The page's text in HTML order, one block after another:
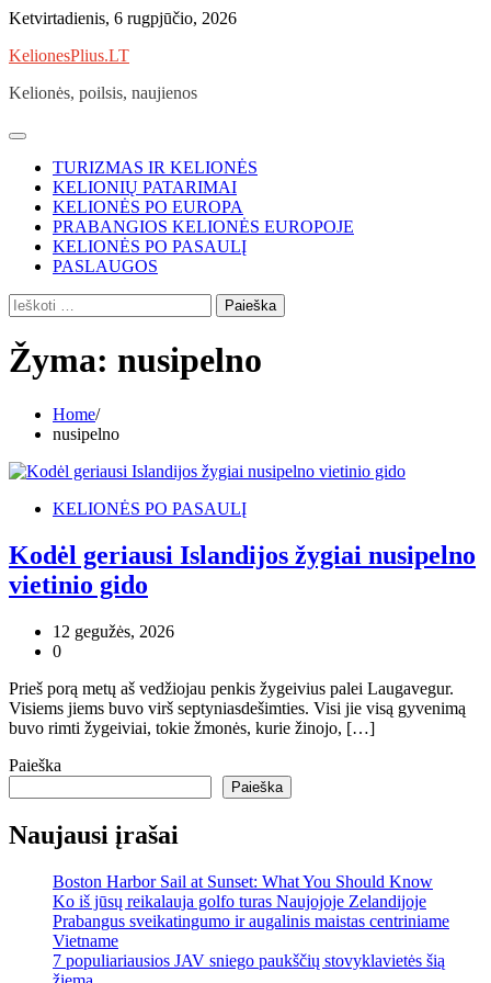
Skip
content
Ketvirtadienis, 6 rugpjūčio, 2026
KelionesPlius.LT
Kelionės, poilsis, naujienos
TURIZMAS IR KELIONĖS
KELIONIŲ PATARIMAI
KELIONĖS PO EUROPA
PRABANGIOS KELIONĖS EUROPOJE
KELIONĖS PO PASAULĮ
PASLAUGOS
Ieškoti:
Žyma: nusipelno
Home
nusipelno
KELIONĖS PO PASAULĮ
Kodėl geriausi Islandijos žygiai nusipelno
vietinio gido
12 gegužės, 2026
0
Prieš porą metų aš vedžiojau penkis žygeivius palei Laugavegur.
Visiems jiems buvo virš septyniasdešimties. Visi jie visą gyvenimą
buvo rimti žygeiviai, tokie žmonės, kurie žinojo, […]
Paieška
Paieška
Naujausi įrašai
Boston Harbor Sail at Sunset: What You Should Know
Ko iš jūsų reikalauja golfo turas Naujojoje Zelandijoje
Prabangus sveikatingumo ir augalinis maistas centriniame
Vietname
7 populiariausios JAV sniego paukščių stovyklavietės šią